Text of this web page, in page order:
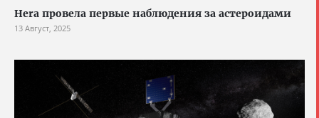
Hera провела первые наблюдения за астероидами
13 Август, 2025